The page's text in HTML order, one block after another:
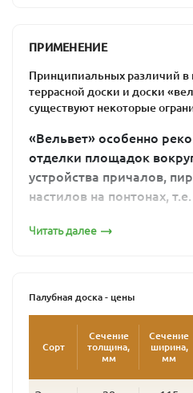
Палубная доска 28х140 гладкая
Палубная доска 35х145
ТД гладкая Сорт А
ПРИМЕНЕНИЕ
Принципиальных различий в
террасной доски и доски
существуют некоторые
«Вельвет» особенно
отделки площадок
устройства причалов,
настилов на понтонах,
поскользнуться. Ведь
«Вельвет» не
с большим трафиком
посетителей), для
располагаться тяжелая
изготовления ступеней
таких местах
Читать далее
Палубная доска - цены
Сорт
Сечение
толщина,
мм
Сечение
ширина,
мм